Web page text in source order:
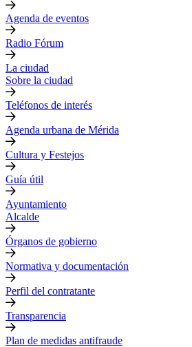
Agenda de eventos
Radio Fórum
La ciudad
Sobre la ciudad
Teléfonos de interés
Agenda urbana de Mérida
Cultura y Festejos
Guía útil
Ayuntamiento
Alcalde
Órganos de gobierno
Normativa y documentación
Perfil del contratante
Transparencia
Plan de medidas antifraude